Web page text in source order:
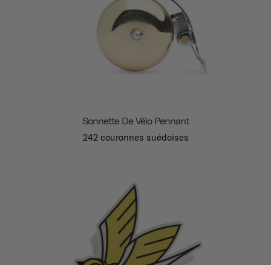
Sonnette De Vélo Pennant
242 couronnes suédoises